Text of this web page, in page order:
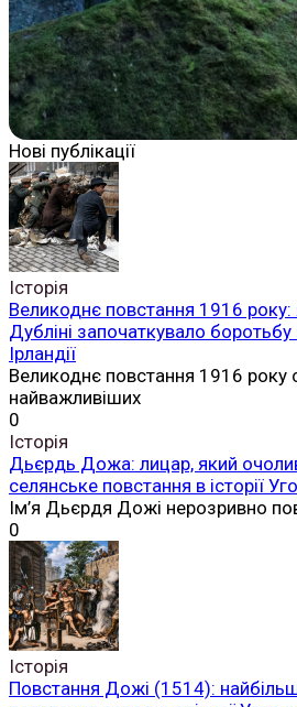
Нові публікації
Історія
Великоднє повстання 1916 року:
Дубліні започаткувало
Ірландії
Великоднє повстання 1916 року
найважливіших
0
Історія
Дьєрдь Дожа: лицар, який
селянське повстання в історії
Ім’я Дьєрдя Дожі нерозривно
0
Історія
Повстання Дожі (1514):